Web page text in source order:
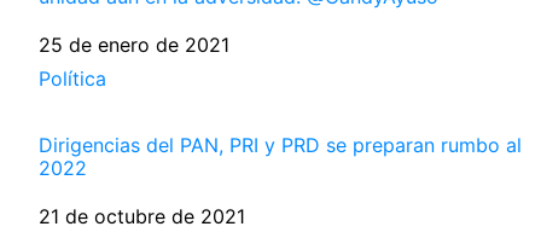
Fecha
25 de enero de 2021
Respecto a
Política
Dirigencias del PAN, PRI y PRD se preparan rumbo al
2022
Fecha
21 de octubre de 2021